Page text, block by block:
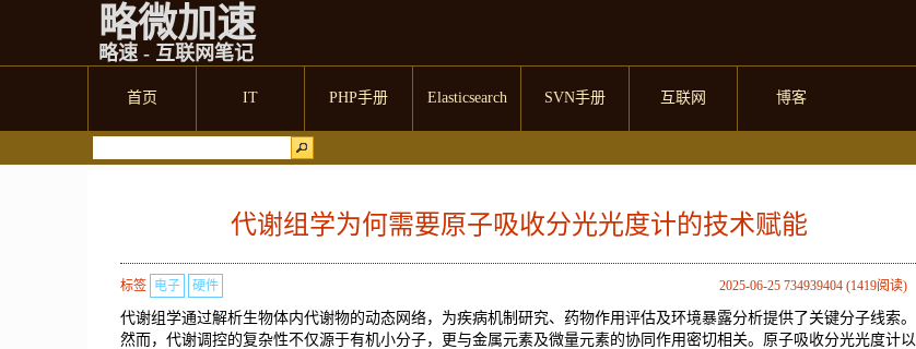
略微加速
略速 - 互联网笔记
首页 IT PHP手册 Elasticsearch SVN手册 互联网 博客
代谢组学为何需要原子吸收分光光度计的技术赋能
2025-06-25 734939404 (1419阅读)
标签 电子 硬件
代谢组学通过解析生物体内代谢物的动态网络，为疾病机制研究、药物作用评估及环境暴露分析提供了关键分子线索。
然而，代谢调控的复杂性不仅源于有机小分子，更与金属元素及微量元素的协同作用密切相关。原子吸收分光光度计以